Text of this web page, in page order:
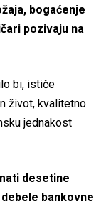
bogaćenje
pozivaju na
bi, ističe
život, kvalitetno
jednakost
desetine
bankovne